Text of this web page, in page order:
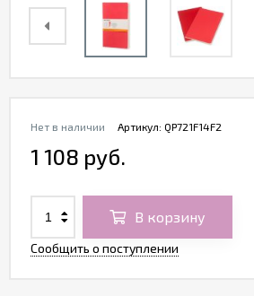
Артикул: QP721F14F2
Нет в наличии
1 108 руб.
В корзину
Сообщить о поступлении